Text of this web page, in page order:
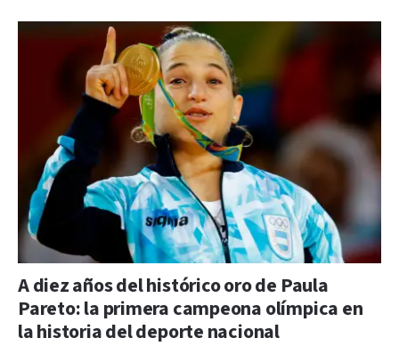
A diez años del histórico oro de Paula
Pareto: la primera campeona olímpica en
la historia del deporte nacional